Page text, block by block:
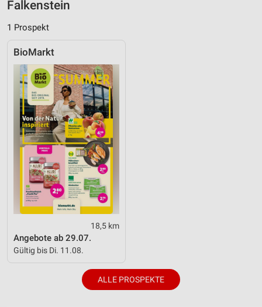
Falkenstein
1 Prospekt
BioMarkt
18,5 km
Angebote ab 29.07.
Gültig bis Di. 11.08.
ALLE PROSPEKTE
Performance